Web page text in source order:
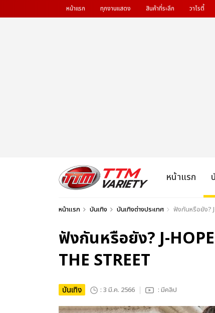
หน้าแรก ทุกงานแสดง สินค้าที่ระลึก วาไรตี้
หน้าแรก
หน้าแรก บันเทิง บันเทิงต่างประเทศ ฟังกันหรือยัง?
ฟังกันหรือยัง? J-
THE STREET
บันเทิง : 3 มี.ค. 2566 : มีคลิป